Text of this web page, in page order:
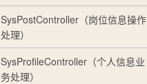
SysPostController（岗位信息操作
处理）
SysProfileController（个人信息业
务处理）